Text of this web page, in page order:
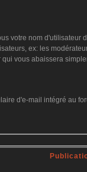
votre nom
ex: les
vous abaissera
d'e-mail intégré au